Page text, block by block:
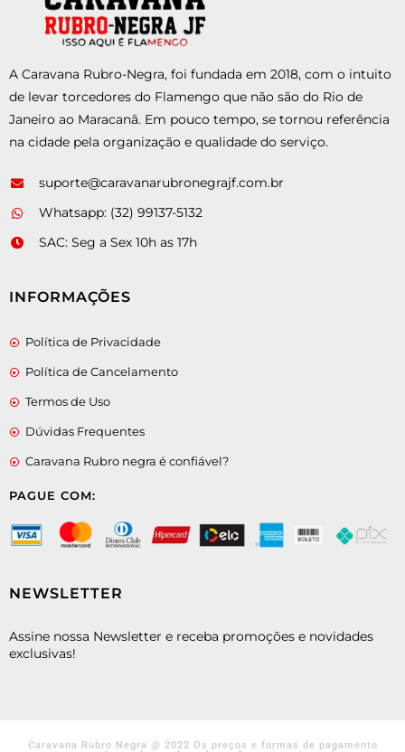
A Caravana Rubro-Negra, foi fundada em 2018, com o intuito
de levar torcedores do Flamengo que não são do Rio de
Janeiro ao Maracanã. Em pouco tempo, se tornou referência
na cidade pela organização e qualidade do serviço.
suporte@caravanarubronegrajf.com.br
Whatsapp: (32) 99137-5132
SAC: Seg a Sex 10h as 17h
INFORMAÇÕES
Política de Privacidade
Política de Cancelamento
Termos de Uso
Dúvidas Frequentes
Caravana Rubro negra é confiável?
PAGUE COM:
NEWSLETTER
Assine nossa Newsletter e receba promoções e novidades
exclusivas!
Caravana Rubro Negra @ 2022 Os preços e formas de pagamento